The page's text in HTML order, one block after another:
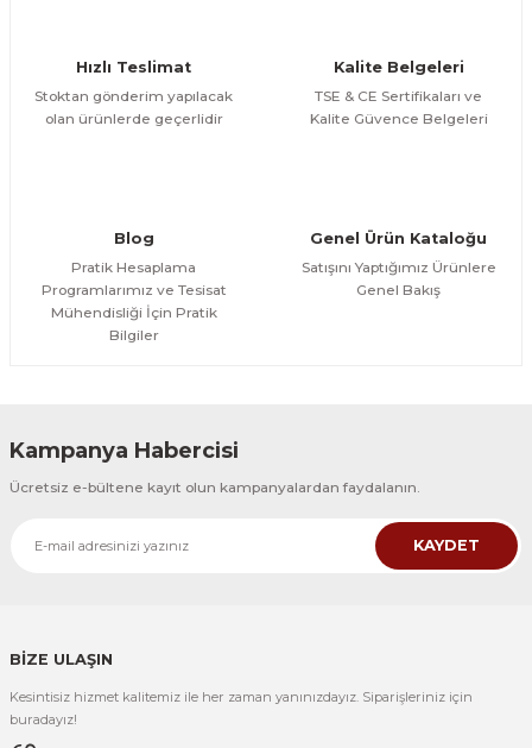
Hızlı Teslimat
Stoktan gönderim yapılacak
olan ürünlerde geçerlidir
Kalite Belgeleri
TSE & CE Sertifikaları ve
Kalite Güvence Belgeleri
Blog
Pratik Hesaplama
Programlarımız ve Tesisat
Mühendisliği İçin Pratik
Bilgiler
Genel Ürün Kataloğu
Satışını Yaptığımız Ürünlere
Genel Bakış
Kampanya Habercisi
Ücretsiz e-bültene kayıt olun kampanyalardan faydalanın.
KAYDET
BİZE ULAŞIN
Kesintisiz hizmet kalitemiz ile her zaman yanınızdayız. Siparişleriniz için
buradayız!